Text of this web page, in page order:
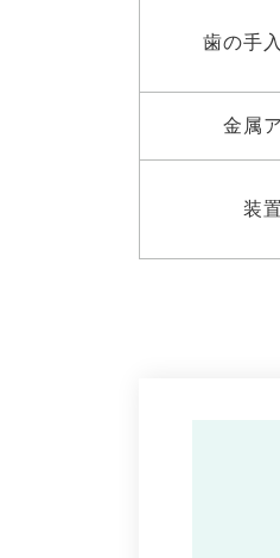
歯の手
金属
装